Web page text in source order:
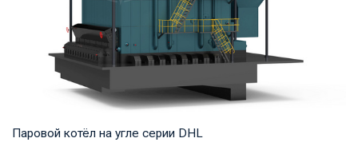
Паровой котёл на угле серии DHL